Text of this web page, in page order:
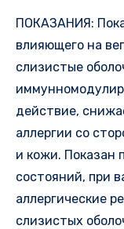
ПОКАЗАНИЯ:
влияющего на
слизистые
действие,
аллергии со
и кожи. Показан
состояний, при
аллергические
слизистых